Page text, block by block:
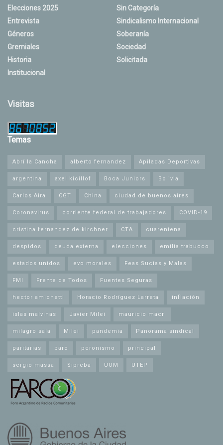
Elecciones 2025
Entrevista
Géneros
Gremiales
Historia
Institucional
Sin Categoría
Sindicalismo Internacional
Soberanía
Sociedad
Solicitada
Visitas
Temas
Abrí la Cancha alberto fernandez Apiladas Deportivas
argentina axel kicillof Boca Juniors Bolivia
Carlos Aira CGT China ciudad de buenos aires
Coronavirus corriente federal de trabajadores COVID-19
cristina fernandez de kirchner CTA cuarentena
despidos deuda externa elecciones emilia trabucco
estados unidos evo morales Feas Sucias y Malas
FMI Frente de Todos Fuentes Seguras
hector amichetti Horacio Rodríguez Larreta inflación
islas malvinas Javier Milei mauricio macri
milagro sala Milei pandemia Panorama sindical
paritarias paro peronismo principal
sergio massa Sipreba UOM UTEP